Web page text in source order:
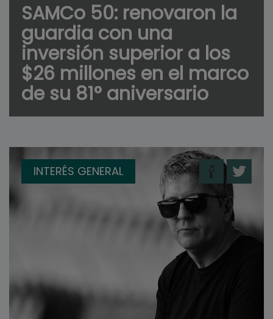
SAMCo 50: renovaron la
guardia con una
inversión superior a los
$26 millones en el marco
de su 81° aniversario
INTERÉS GENERAL